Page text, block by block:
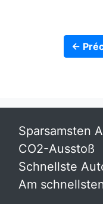
←
Sparsamsten
CO2-Ausstoß
Schnellste
Am